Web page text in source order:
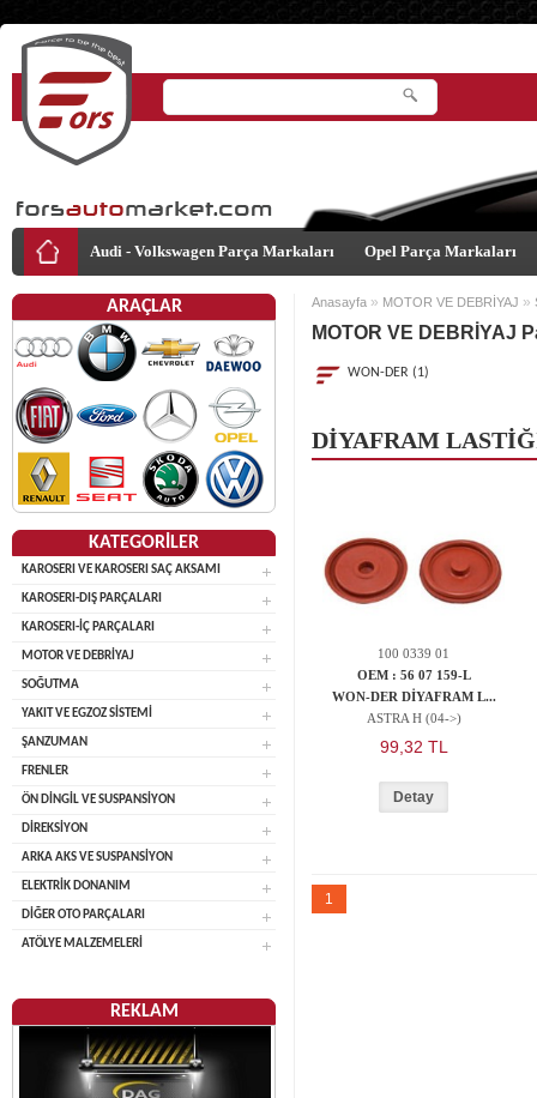
Audi - Volkswagen Parça Markaları Opel Parça Markaları
ARAÇLAR
KATEGORİLER
KAROSERI VE KAROSERI SAÇ AKSAMI
KAROSERI-DIŞ PARÇALARI
KAROSERI-İÇ PARÇALARI
MOTOR VE DEBRİYAJ
SOĞUTMA
YAKIT VE EGZOZ SİSTEMİ
ŞANZUMAN
FRENLER
ÖN DİNGİL VE SUSPANSİYON
DİREKSİYON
ARKA AKS VE SUSPANSİYON
ELEKTRİK DONANIM
DİĞER OTO PARÇALARI
ATÖLYE MALZEMELERİ
REKLAM
Anasayfa » MOTOR VE DEBRİYAJ »
MOTOR VE DEBRİYAJ
WON-DER (1)
DİYAFRAM
100 0339 01
OEM : 56 07 159-L
WON-DER DİYAFRAM L...
ASTRA H (04->)
99,32 TL
Detay
1